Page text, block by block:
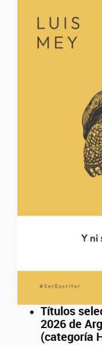
Títulos
2026 de
(categoría